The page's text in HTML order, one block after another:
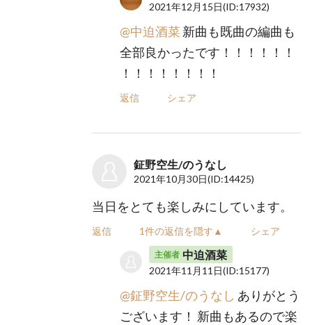
2021年12月15日(ID:17932)
@中迫酒菜 新曲も既曲の編曲も
全部良かったです​！​！​！​！​​​！​！​
！​！​！​！​！​！​！​！
返信 シェア
鉦野空生/のうなし
2021年10月30日(ID:14425)
当日をとても楽しみにしています。
返信 1件の返信を隠す▲ シェア
主催者 中迫酒菜
2021年11月11日(ID:15177)
@鉦野空生/のうなし ありがとう
ございます！ 新曲もあるので楽